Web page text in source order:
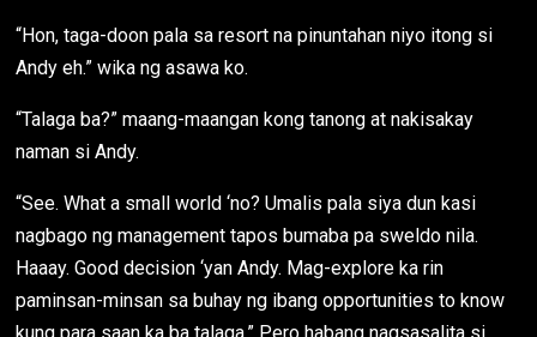
“Hon, taga-doon pala sa resort na pinuntahan niyo itong si
Andy eh.” wika ng asawa ko.
“Talaga ba?” maang-maangan kong tanong at nakisakay
naman si Andy.
“See. What a small world ‘no? Umalis pala siya dun kasi
nagbago ng management tapos bumaba pa sweldo nila.
Haaay. Good decision ‘yan Andy. Mag-explore ka rin
paminsan-minsan sa buhay ng ibang opportunities to know
kung para saan ka ba talaga.” Pero habang nagsasalita si